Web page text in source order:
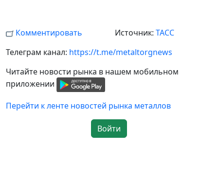
Комментировать Источник: ТАСС
Телеграм канал: https://t.me/metaltorgnews
Читайте новости рынка в нашем мобильном
приложении
Перейти к ленте новостей рынка металлов
Войти